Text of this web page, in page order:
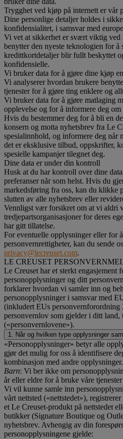
Trygghet ved kjøp på internett er vår
Dine personlige detaljer holdes i
konfidensialitet, i samsvar med
Vi vet at sikkerhet er svært viktig ved
benytter den nyeste teknologien for å
kredittkortdetaljer blir fullt beskyttet
konfidensielle.
Vi bruker data for å gjøre dine kjøp
Vi analyserer hvordan brukere
tjenester for å gjøre ting enklere og
Vi bruker data for å gjøre matlaging
opplevelse og for å informere deg
Hvis du bestemmer deg for å bli en
konsern og motta nyhetsbrev fra Le
spesialinnhold, og informere deg når
det er eksklusive tilbud, oppskrifter,
spesielle kampanjer tilegnet deg.
Dine data er under din kontroll
Husk at du har kontroll over dine
preferanser når som helst. Hvis du
markedsføring fra oss, kan du klikke
slutten av alle nyhetsbrev eller
Vennligst vær forsikret om at vi aldri
tredjepartsorganisasjoner for deres
har gitt tillatelse.
For eventuelle opplysninger eller for
personvernrettigheter, kan du sende
privacy@lecreuset.com.
LE CREUSET
Le Creuset har et sterkt engasjement
personopplysninger og ditt
forklarer hvordan vi samler inn og
personopplysninger i samsvar med
(inkludert EUs personvernforordning
personvernlov som gjelder i ditt land,
(«personvernlovene»).
1. Når og hvilken type opplysninger
«Personopplysninger» betyr alle
gjør det mulig for oss å identifisere
kombinasjon med andre opplysninger.
Barn: Vi ber ikke om
år eller eldre for å bruke våre
Vi vil kunne samle inn
vårt nettsted («nettstedet»),
et Le Creuset-produkt på nettstedet
butikker (Signature Boutique og
nyhetsbrev. Avhengig av din
personopplysningene gjelde: